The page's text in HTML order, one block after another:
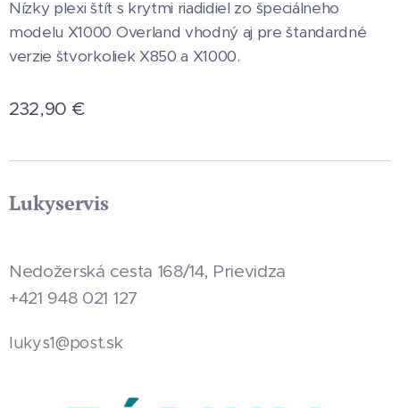
Nízky plexi štít s krytmi riadidiel zo špeciálneho
modelu X1000 Overland vhodný aj pre štandardné
verzie štvorkoliek X850 a X1000.
232,90 €
Lukyservis
Nedožerská cesta 168/14, Prievidza
+421 948 021 127
lukys1@post.sk